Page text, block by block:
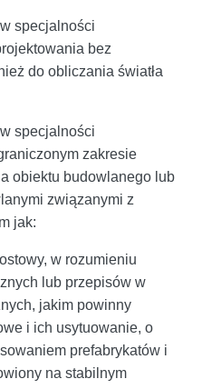
specjalności
bez
do obliczania światła
specjalności
zakresie
obiektu budowlanego lub
związanymi z
jak:
w rozumieniu
lub przepisów w
jakim powinny
i ich usytuowanie, o
prefabrykatów i
na stabilnym